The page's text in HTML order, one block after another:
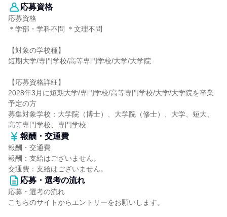
応募資格
応募資格
＊学部・学科不問 ＊文理不問
【対象の学校種】
短期大学/専門学校/高等専門学校/大学/大学院
【応募資格詳細】
2028年3月に短期大学/専門学校/高等専門学校/大学/大学院を卒業
予定の方
募集対象学校：大学院（博士）、大学院（修士）、大学、短大、
高等専門学校、専門学校
報酬・交通費
報酬・交通費
報酬：支給はございません。
交通費：支給はございません。
応募・選考の流れ
応募・選考の流れ
こちらのサイトからエントリーをお願いします。